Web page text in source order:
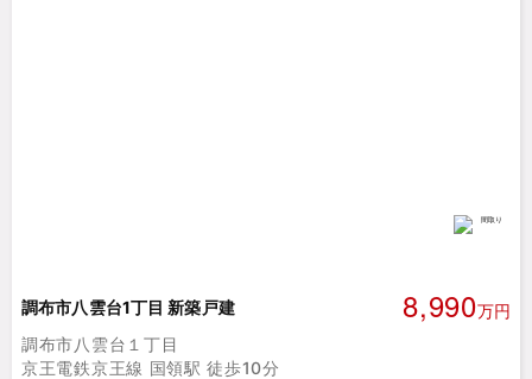
調布市八雲台1丁目 新築戸建 8,990万円
調布市八雲台１丁目
京王電鉄京王線 国領駅 徒歩10分